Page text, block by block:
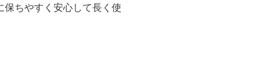
ちやすく安心して長く使